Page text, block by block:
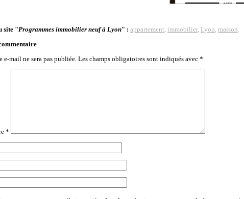
site "Programmes immobilier neuf à Lyon" : appartement, immobilier, Lyon, maison.
e-mail ne sera pas publiée. Les champs obligatoires sont indiqués avec *
*